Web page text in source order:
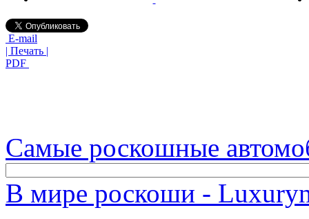
E-mail
| Печать |
PDF
Самые роскошные
В мире роскоши -